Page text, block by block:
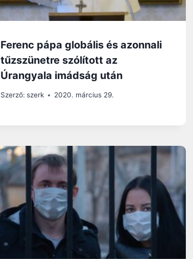
Ferenc pápa globális és azonnali
tűzszünetre szólított az
Úrangyala imádság után
Szerző: szerk 2020. március 29.